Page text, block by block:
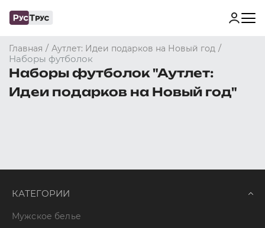
Главная / Аутлет: Идеи подарков на Новый год /
Наборы футболок
Наборы футболок "Аутлет:
Идеи подарков на Новый год"
КАТЕГОРИИ
Мужское белье